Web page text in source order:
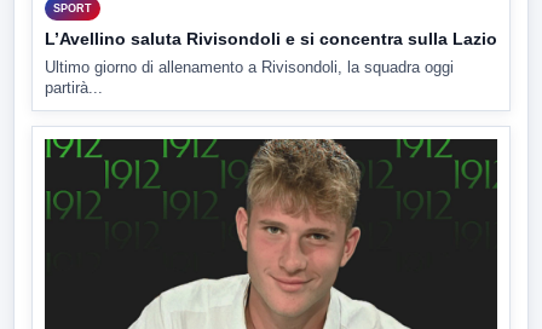
SPORT
L’Avellino saluta Rivisondoli e si concentra sulla Lazio
Ultimo giorno di allenamento a Rivisondoli, la squadra oggi
partirà...